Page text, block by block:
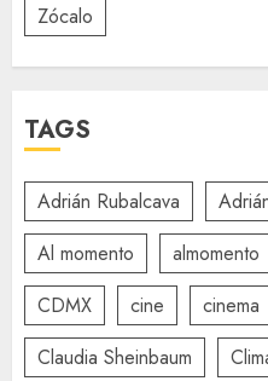
Zócalo
TAGS
Adrián Rubalcava
Al momento
almomento
CDMX
cine cinema
Claudia Sheinbaum